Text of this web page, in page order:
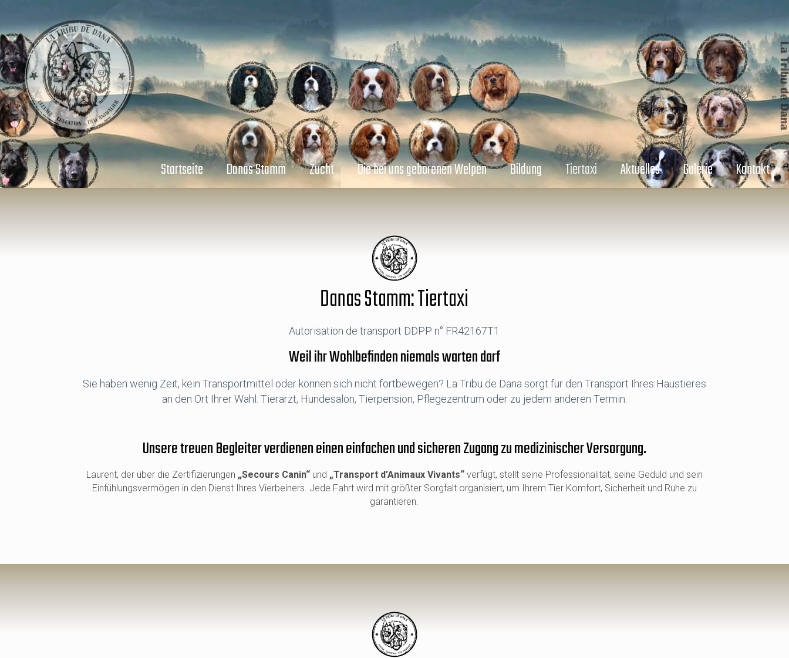
Startseite Danas Stamm Zucht Die bei uns geborenen Welpen Bildung Tiertaxi Aktuelles Galerie Kontakt
Danas Stamm: Tiertaxi
Autorisation de transport DDPP n° FR42167T1
Weil ihr Wohlbefinden niemals warten darf
Sie haben wenig Zeit, kein Transportmittel oder können sich nicht fortbewegen? La Tribu de Dana sorgt für den Transport Ihres Haustieres
an den Ort Ihrer Wahl: Tierarzt, Hundesalon, Tierpension, Pflegezentrum oder zu jedem anderen Termin.
Unsere treuen Begleiter verdienen einen einfachen und sicheren Zugang zu medizinischer Versorgung.
Laurent, der über die Zertifizierungen „Secours Canin“und „Transport d’Animaux Vivants“verfügt, stellt seine Professionalität, seine Geduld und sein
Einfühlungsvermögen in den Dienst Ihres Vierbeiners. Jede Fahrt wird mit größter Sorgfalt organisiert, um Ihrem Tier Komfort, Sicherheit und Ruhe zu
garantieren.